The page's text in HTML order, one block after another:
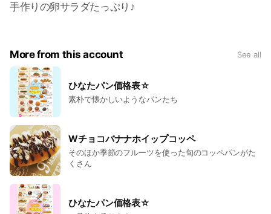
手作りの卵サラダたっぷり♪
More from this account See all
ひなたパン価格表☆
素朴で懐かしいようなパンたち
Wチョコバナナホイップコッペ
そのほか季節のフルーツを使った旬のコッペパンがた
くさん
ひなたパン価格表☆